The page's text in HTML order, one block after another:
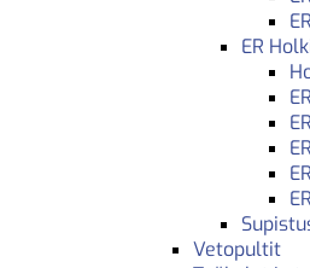
ER
Vetopultit